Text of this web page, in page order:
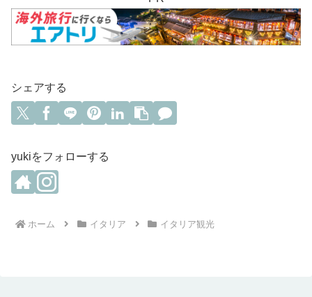
シェアする
yukiをフォローする
ホーム イタリア イタリア観光